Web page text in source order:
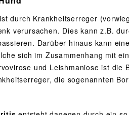
durch Krankheitserreger
verursachen. Dies kann z.B.
Darüber hinaus kann eine
sich im Zusammenhang mit
und Leishmaniose ist die
die sogenannten